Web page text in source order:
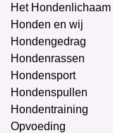
Het Hondenlichaam
Honden en wij
Hondengedrag
Hondenrassen
Hondensport
Hondenspullen
Hondentraining
Opvoeding